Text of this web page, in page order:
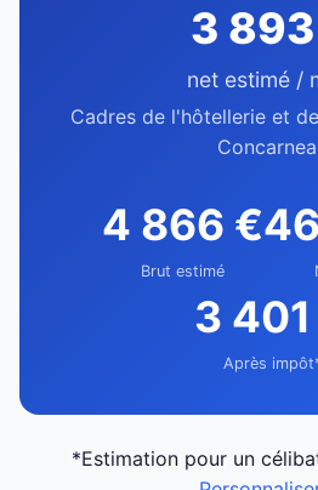
3
net estimé /
Cadres de l'hôtellerie et
4 866 €
Brut estimé
3
Après
*Estimation pour un